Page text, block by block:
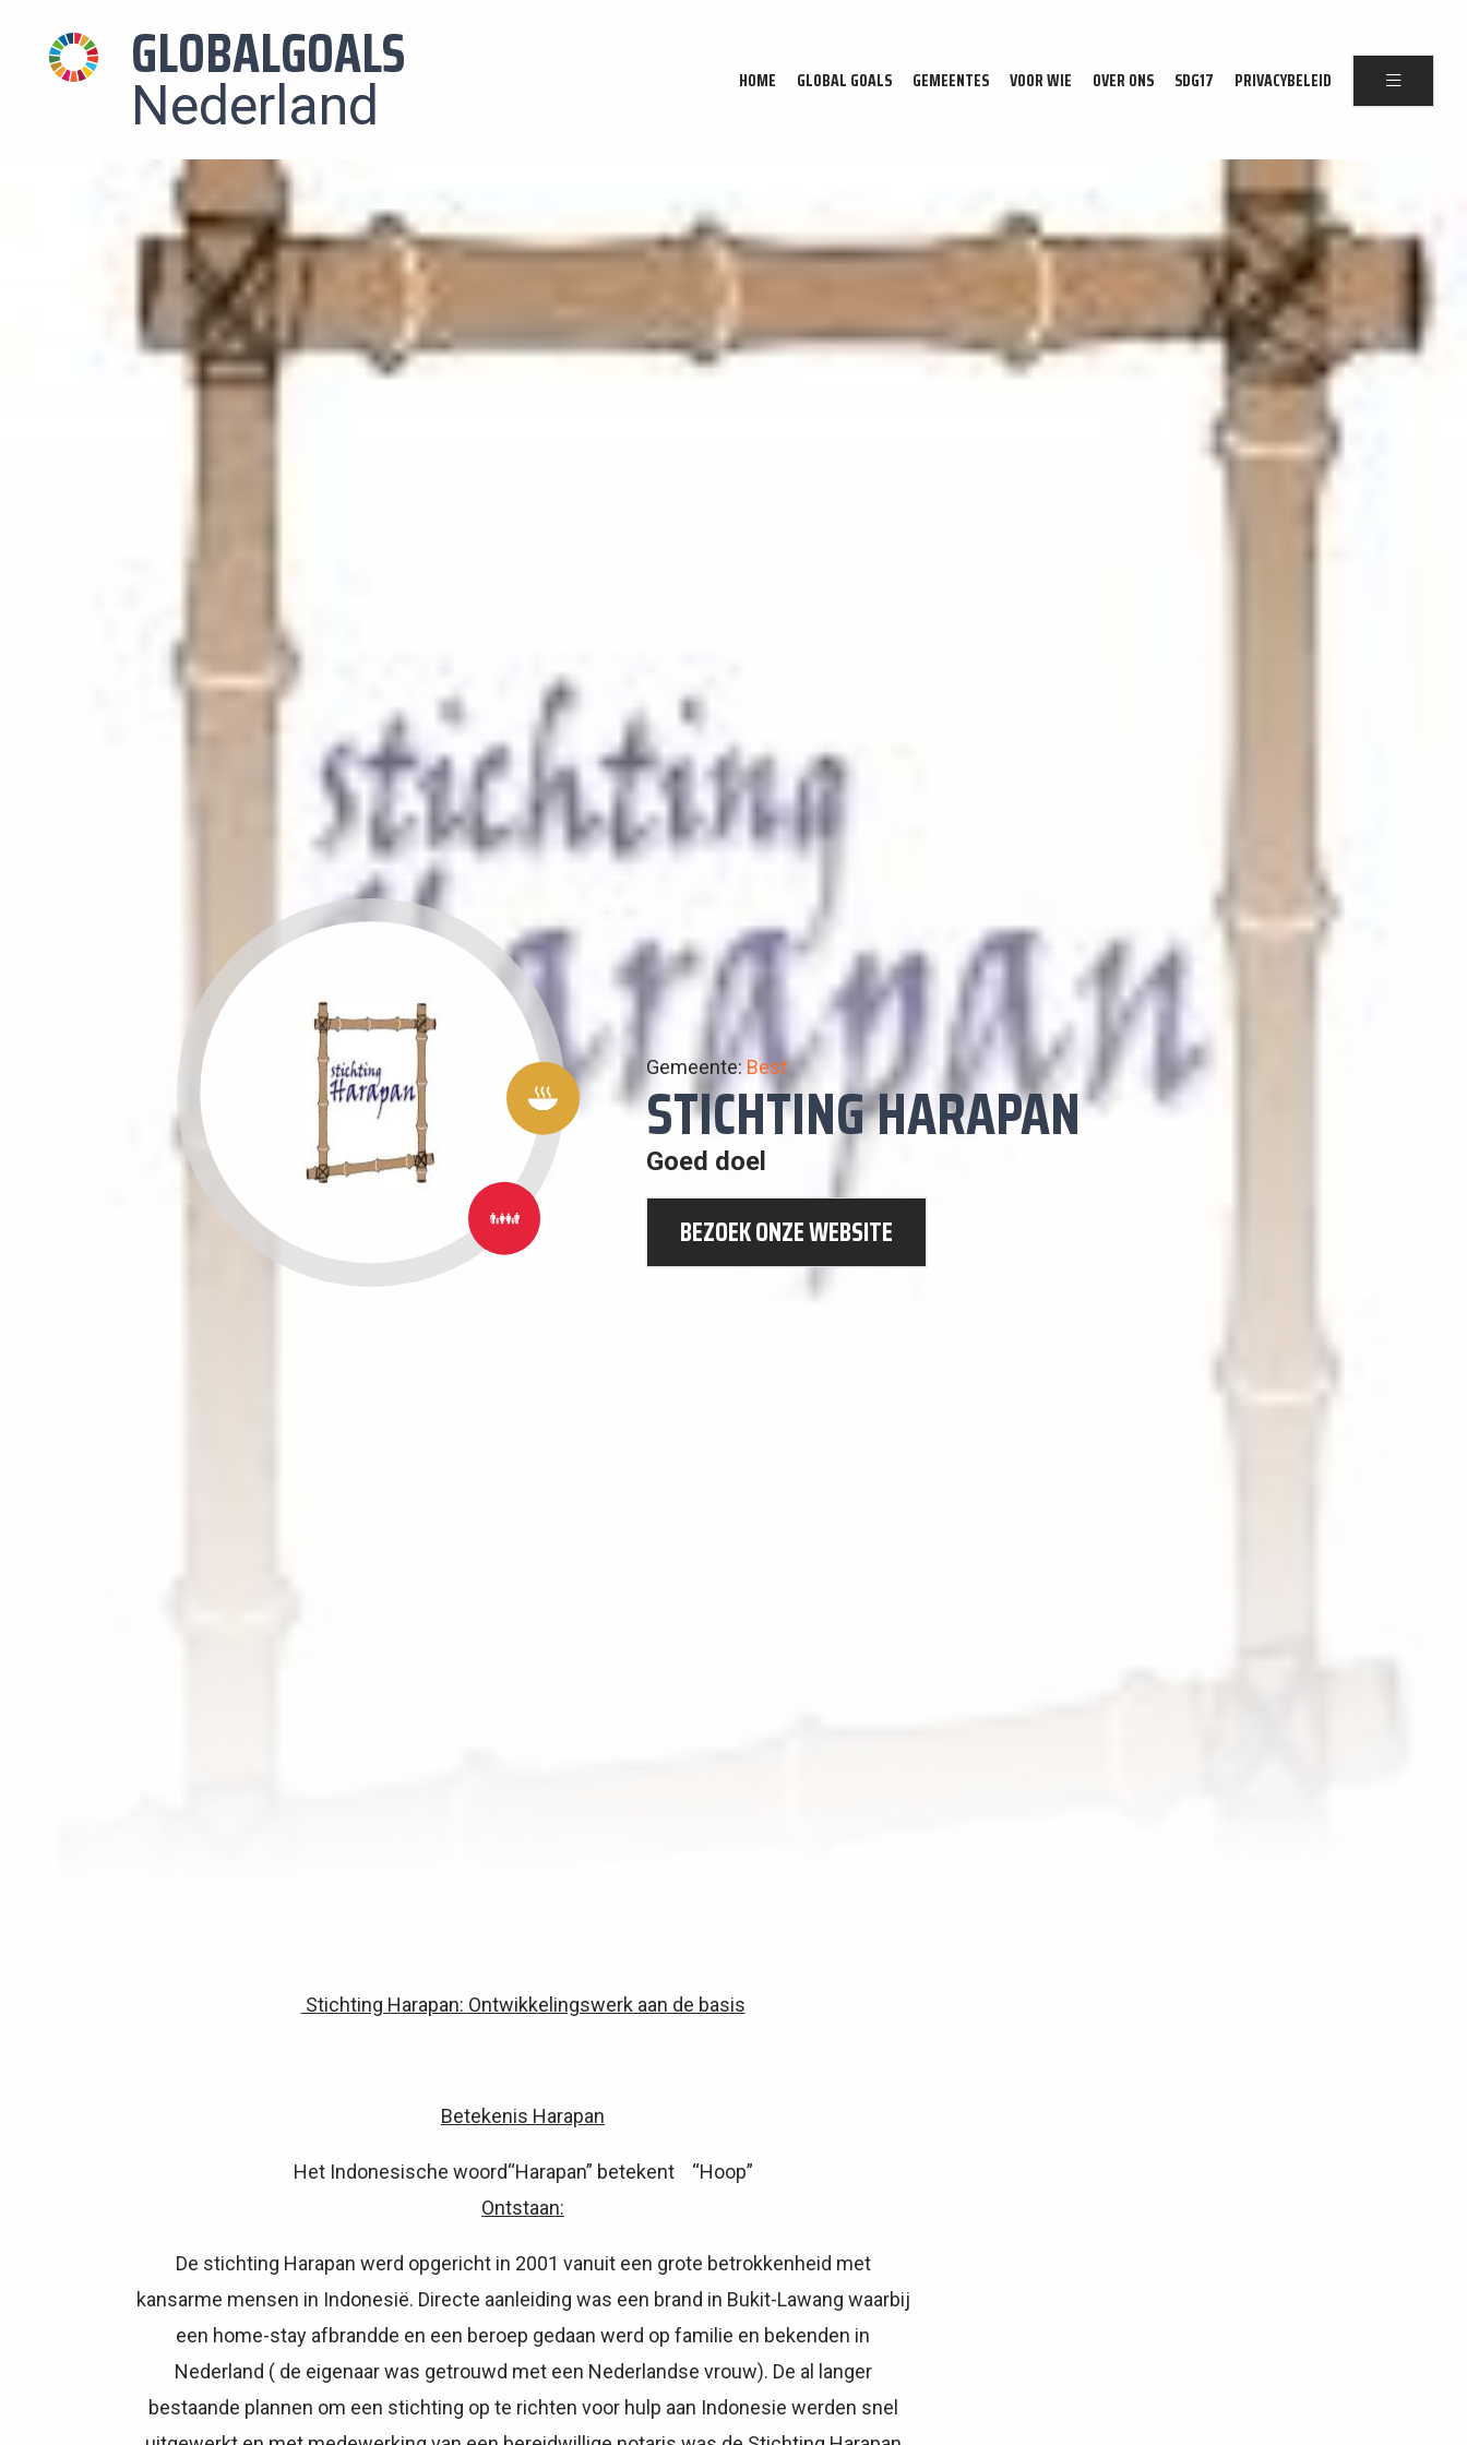
GLOBALGOALS
Nederland HOME GLOBAL GOALS GEMEENTES VOOR WIE OVER ONS SDG17 PRIVACYBELEID
1:
GEEN
ARMOEDE
2:
GEEN
HONGER
Gemeente: Best
STICHTING HARAPAN
Goed doel
BEZOEK ONZE WEBSITE
Stichting Harapan: Ontwikkelingswerk aan de basis
Betekenis Harapan
Het Indonesische woord“Harapan” betekent “Hoop”
Ontstaan:
De stichting Harapan werd opgericht in 2001 vanuit een grote betrokkenheid met
kansarme mensen in Indonesië. Directe aanleiding was een brand in Bukit-Lawang waarbij
een home-stay afbrandde en een beroep gedaan werd op familie en bekenden in
Nederland ( de eigenaar was getrouwd met een Nederlandse vrouw). De al langer
bestaande plannen om een stichting op te richten voor hulp aan Indonesie werden snel